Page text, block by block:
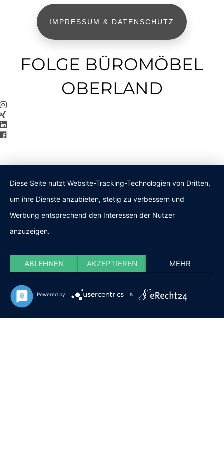
IMPRESSUM & DATENSCHUTZ
FOLGE BÜROMÖBEL
OBERLAND
Diese Seite nutzt Website-Tracking-Technologien von Dritten,
um ihre Dienste anzubieten, stetig zu verbessern und
Werbung entsprechend den Interessen der Nutzer
anzuzeigen.
ABLEHNEN AKZEPTIEREN MEHR
Powered by &